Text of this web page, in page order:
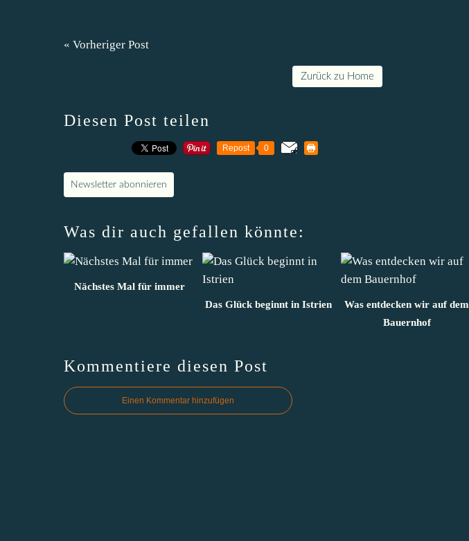
« Vorheriger Post
Zurück zu Home
Diesen Post teilen
Repost 0
Newsletter abonnieren
Was dir auch gefallen könnte:
Nächstes Mal für immer
Das Glück beginnt in Istrien
Was entdecken wir auf dem
Bauernhof
Kommentiere diesen Post
Einen Kommentar hinzufügen